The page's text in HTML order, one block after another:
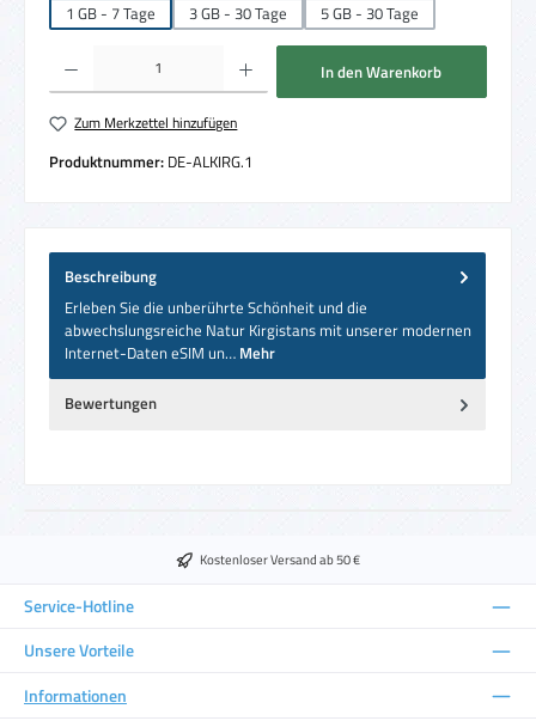
1 GB - 7 Tage
3 GB - 30 Tage 5 GB - 30 Tage
Produkt Anzahl: Gib den gewünschten Wert ein oder benutze die Schaltflächen um
In den Warenkorb
Zum Merkzettel hinzufügen
Produktnummer: DE-ALKIRG.1
Beschreibung
Erleben Sie die unberührte Schönheit und die
abwechslungsreiche Natur Kirgistans mit unserer modernen
Internet-Daten eSIM un… Mehr
Bewertungen
Kostenloser Versand ab 50 €
Service-Hotline
Unsere Vorteile
Informationen